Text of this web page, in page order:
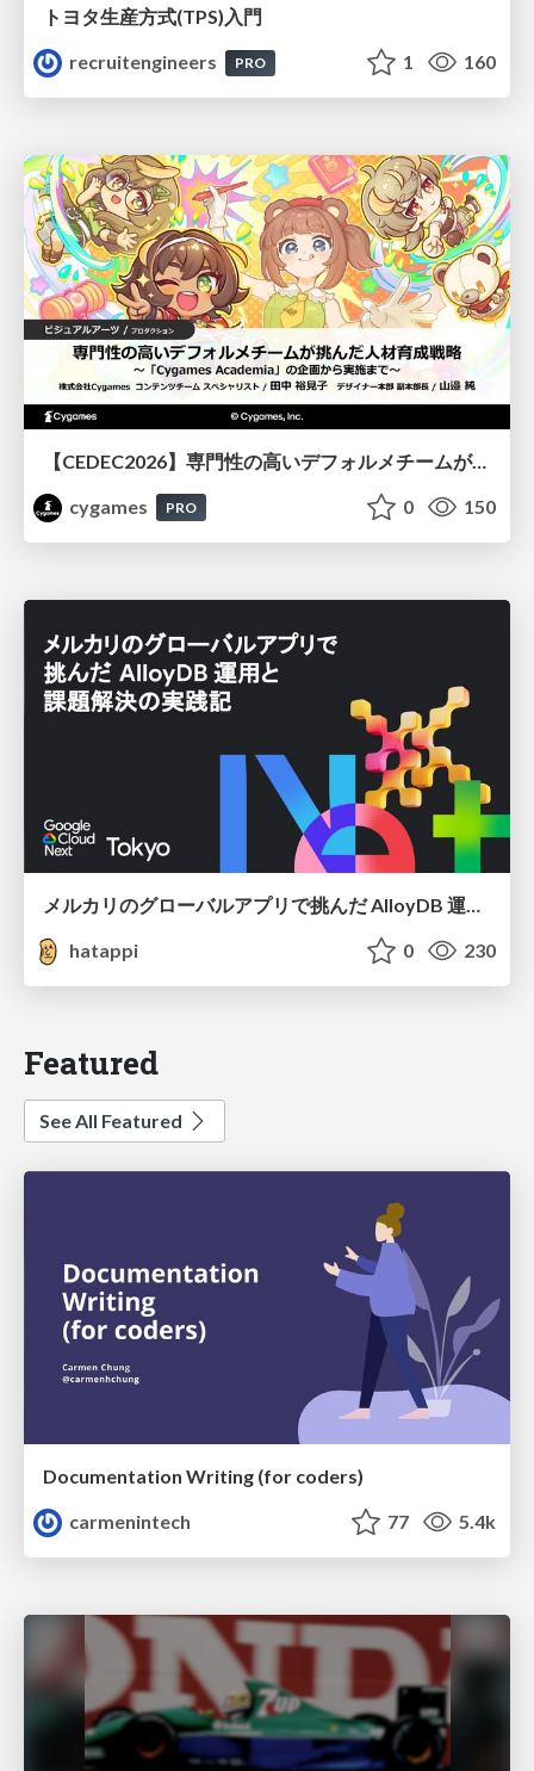
トヨタ⽣産⽅式(TPS)⼊⾨
recruitengineers
PRO 1 160
【CEDEC2026】専門性の高いデフォルメチームが挑んだ人材育成戦略 〜Cygames Academiaの企画から実施まで〜
cygames
PRO 0 150
メルカリのグローバルアプリで挑んだ AlloyDB 運用と課題解決の実践記
hatappi
0 230
Featured
See All Featured
Documentation Writing (for coders)
carmenintech
77 5.4k